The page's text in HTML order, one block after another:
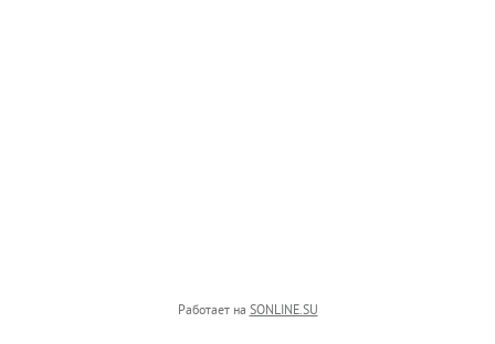
Работает на SONLINE.SU